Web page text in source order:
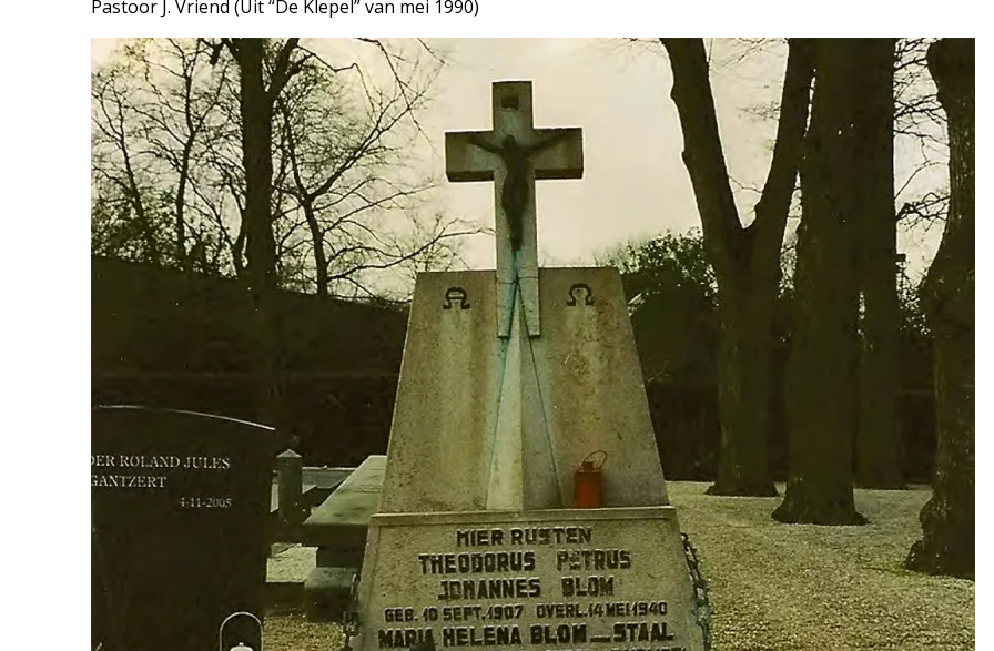
Pastoor J. Vriend (Uit “De Klepel” van mei 1990)